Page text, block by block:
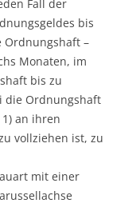
Fall der
bis
Ordnungshaft –
Monaten, im
bis zu
die Ordnungshaft
an ihren
vollziehen ist, zu
mit einer